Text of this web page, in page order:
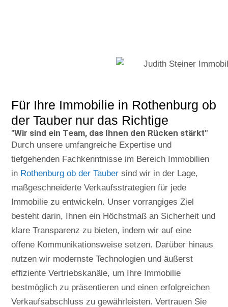
Für Ihre Immobilie in Rothenburg ob
der Tauber nur das Richtige
"Wir sind ein Team, das Ihnen den Rücken stärkt"
Durch unsere umfangreiche Expertise und
tiefgehenden Fachkenntnisse im Bereich Immobilien
in Rothenburg ob der Tauber sind wir in der Lage,
maßgeschneiderte Verkaufsstrategien für jede
Immobilie zu entwickeln. Unser vorrangiges Ziel
besteht darin, Ihnen ein Höchstmaß an Sicherheit und
klare Transparenz zu bieten, indem wir auf eine
offene Kommunikationsweise setzen. Darüber hinaus
nutzen wir modernste Technologien und äußerst
effiziente Vertriebskanäle, um Ihre Immobilie
bestmöglich zu präsentieren und einen erfolgreichen
Verkaufsabschluss zu gewährleisten. Vertrauen Sie